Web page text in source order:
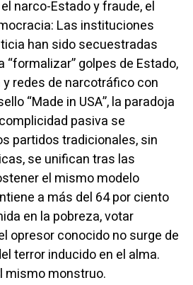
narco-Estado y fraude, el
Las instituciones
han sido secuestradas
golpes de Estado,
redes de narcotráfico con
“Made in USA”, la paradoja
pasiva se
partidos tradicionales, sin
se unifican tras las
el mismo modelo
a más del 64 por ciento
en la pobreza, votar
opresor conocido no surge de
terror inducido en el alma.
mismo monstruo.